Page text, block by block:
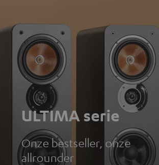
ULTIMA serie
Onze bestseller, onze
allrounder